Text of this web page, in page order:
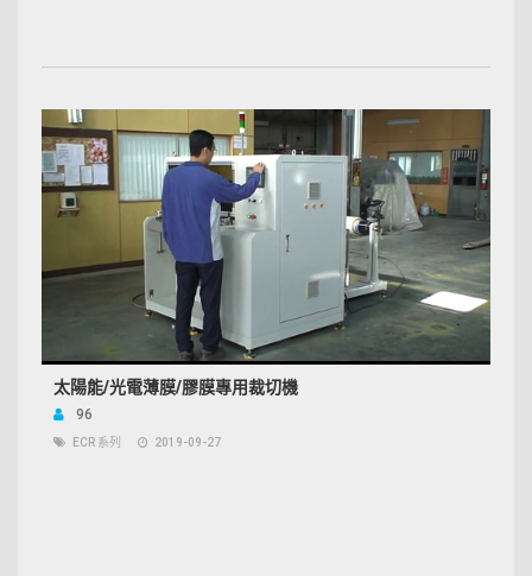
太陽能/光電薄膜/膠膜專用裁切機
96
ECR 系列 2019-09-27